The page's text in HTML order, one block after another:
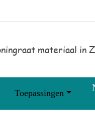
materiaal in
Toepassingen